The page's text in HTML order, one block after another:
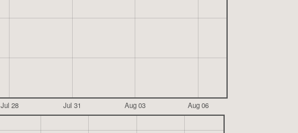
Jul 28 Jul 31 Aug 03 Aug 06